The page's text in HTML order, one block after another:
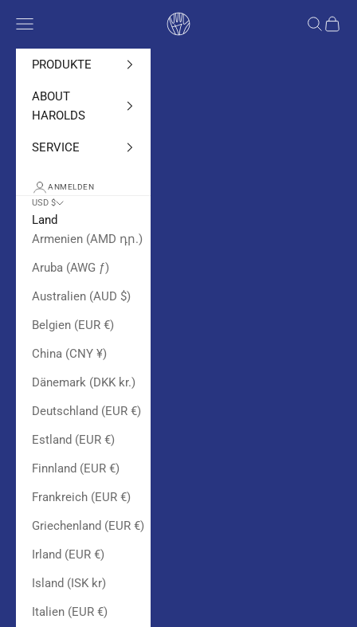
Harolds bags
Navigationsmenü öffnen Suche
PRODUKTE
ABOUT
HAROLDS
SERVICE
ANMELDEN
USD $
Land
Armenien (AMD դր.)
Aruba (AWG ƒ)
Australien (AUD $)
Belgien (EUR €)
China (CNY ¥)
Dänemark (DKK kr.)
Deutschland (EUR €)
Estland (EUR €)
Finnland (EUR €)
Frankreich (EUR €)
Griechenland (EUR €)
Irland (EUR €)
Island (ISK kr)
Italien (EUR €)